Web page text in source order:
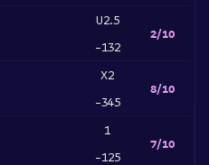
U2.5
-132
2/10
X2
-345
8/10
1
-125
7/10